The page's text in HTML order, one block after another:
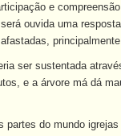
e
ouvida uma
ser sustentada
e a árvore má dá
do mundo